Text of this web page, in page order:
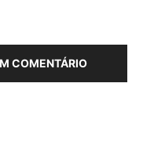
COMENTÁRIO